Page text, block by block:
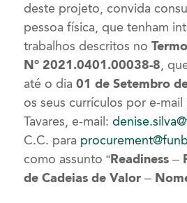
deste projeto, convida
pessoa física, que tenham
trabalhos descritos no
N° 2021.0401.00038-8,
até o dia01 de Setembro
os seus currículos por e-mail
Tavares, e-mail:
C.C. para
como assunto“Readiness –
de Cadeias de Valor –